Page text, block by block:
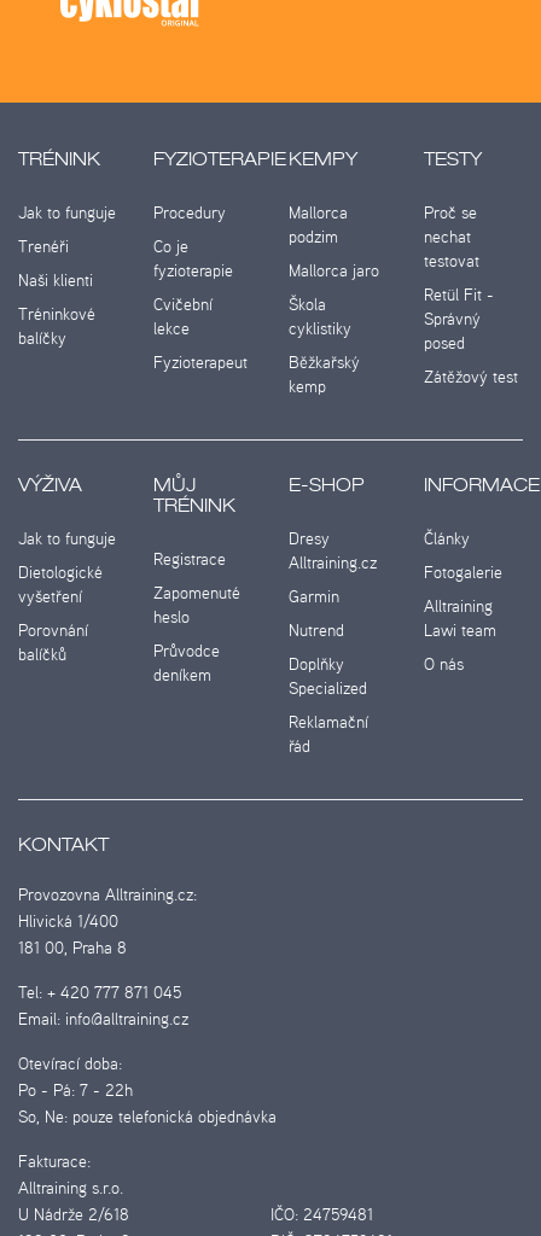
TRÉNINK
Jak to funguje
Trenéři
Naši klienti
Tréninkové
balíčky
FYZIOTERAPIE
Procedury
Co je
fyzioterapie
Cvičební
lekce
Fyzioterapeut
KEMPY
Mallorca
podzim
Mallorca jaro
Škola
cyklistiky
Běžkařský
kemp
TESTY
Proč se
nechat
testovat
Retül Fit -
Správný
posed
Zátěžový test
VÝŽIVA
Jak to funguje
Dietologické
vyšetření
Porovnání
balíčků
MŮJ
TRÉNINK
Registrace
Zapomenuté
heslo
Průvodce
deníkem
E-SHOP
Dresy
Alltraining.cz
Garmin
Nutrend
Doplňky
Specialized
Reklamační
řád
INFORMACE
Články
Fotogalerie
Alltraining
Lawi team
O nás
KONTAKT
Provozovna Alltraining.cz:
Hlivická 1/400
181 00, Praha 8
Tel: + 420 777 871 045
Email: info@alltraining.cz
Otevírací doba:
Po - Pá: 7 - 22h
So, Ne: pouze telefonická objednávka
Fakturace:
Alltraining s.r.o.
U Nádrže 2/618
IČO: 24759481